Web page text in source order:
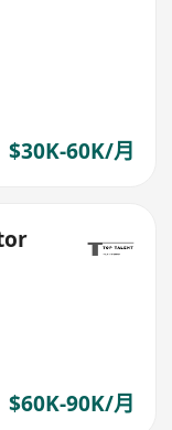
$30K-60K/月
$60K-90K/月